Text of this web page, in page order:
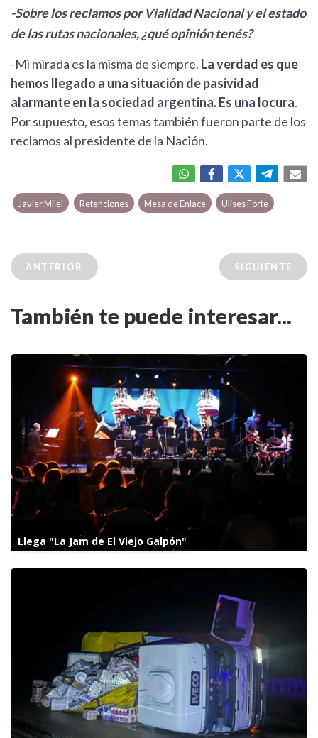
-Sobre los reclamos por Vialidad Nacional y el estado
de las rutas nacionales, ¿qué opinión tenés?
-Mi mirada es la misma de siempre. La verdad es que
hemos llegado a una situación de pasividad
alarmante en la sociedad argentina. Es una locura.
Por supuesto, esos temas también fueron parte de los
reclamos al presidente de la Nación.
Javier Milei Retenciones Mesa de Enlace Ulises Forte
ANTERIOR SIGUIENTE
También te puede interesar...
Llega "La Jam de El Viejo Galpón"